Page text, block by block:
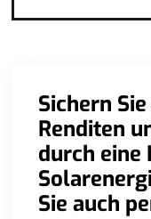
Sichern
Renditen
durch eine
Sie auch